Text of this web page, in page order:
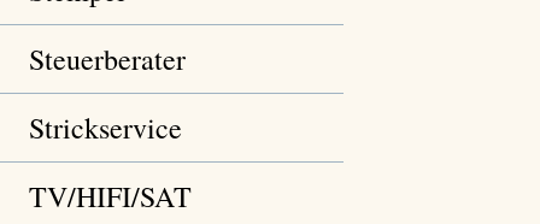
Steuerberater
Strickservice
TV/HIFI/SAT